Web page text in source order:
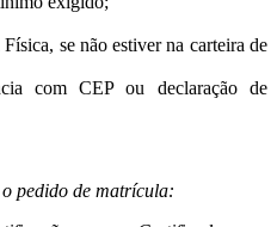
se não estiver na carteira de
com CEP ou declaração de
o pedido de matrícula: